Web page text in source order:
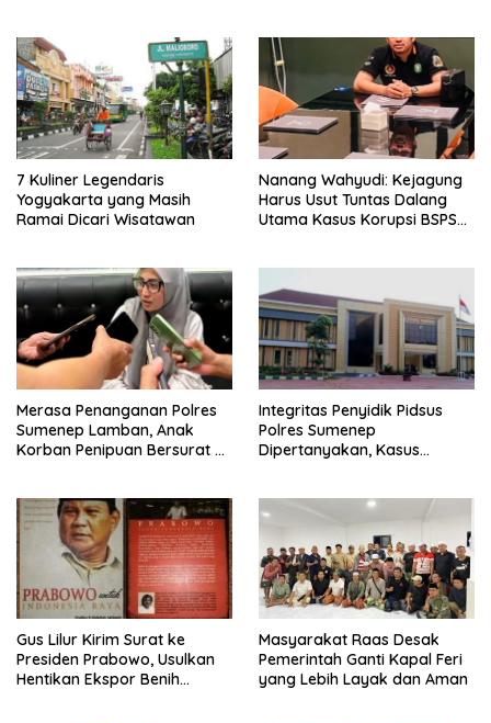
7 Kuliner Legendaris
Yogyakarta yang Masih
Ramai Dicari Wisatawan
Nanang Wahyudi: Kejagung
Harus Usut Tuntas Dalang
Utama Kasus Korupsi BSPS
Merasa Penanganan Polres
Sumenep Lamban, Anak
Korban Penipuan Bersurat ke
Integritas Penyidik Pidsus
Polres Sumenep
Dipertanyakan, Kasus
Kepastian
Gus Lilur Kirim Surat ke
Presiden Prabowo, Usulkan
Hentikan Ekspor Benih
Masyarakat Raas Desak
Pemerintah Ganti Kapal Feri
yang Lebih Layak dan Aman